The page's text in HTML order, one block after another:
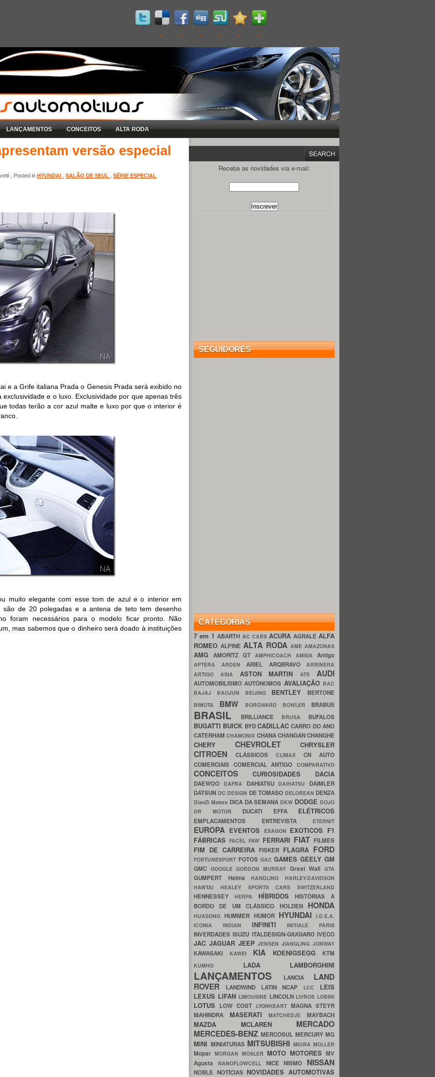
LANÇAMENTOS CONCEITOS ALTA RODA
versão especial
, Posted in HYUNDAI SALÃO DE SEUL SÉRIE ESPECIAL
e a Grife italiana Prada o Genesis Prada será exibido no
e o luxo. Exclusividade por que apenas três
todas terão a cor azul malte e luxo por que o interior é
muito elegante com esse tom de azul e o interior em
são de 20 polegadas e a antena de teto tem desenho
foram necessários para o modelo ficar pronto. Não
mas sabemos que o dinheiro será doado à instituições
Receba as novidades via e-mail:
SEGUIDORES
CATEGORIAS
7 em 1ABARTH AC CARS ACURA AGRALE ALFA
ROMEOALPINEALTA RODA AME AMAZONAS
AMG AMORITZ GT AMPHICOACH AMSIA Antigo
APTERA ARDEN ARIEL ARQBRAVO ARRINERA
ARTIGO ASIA ASTON MARTINATS AUDI
AUTOMOBILISMOAUTÔNOMOS AVALIAÇÃO BAC
BAJAJ BAOJUN BEIJING BENTLEY BERTONE
BIMOTA BMW BORGWARD BOWLER BRABUS
BRASIL BRILLIANCE BRUSA BUFALOS
BUGATTI BUICK BYDCADILLACCARRO DO ANO
CATERHAMCHAMONIX CHANACHANGANCHANGHE
CHERY CHEVROLET CHRYSLER
CITROEN CLÁSSICOS CLIMAX CN AUTO
COMERCIAIS COMERCIAL ANTIGOCOMPARATIVO
CONCEITOS CURIOSIDADES DACIA
DAEWOO DAFRA DAHIATSU DAIHATSU DAIMLER
DATSUN DC DESIGN DE TOMASO DELOREAN DENZA
DianZi Motors DICA DA SEMANA DKW DODGE DOJO
DR MOTOR DUCATI EFFA ELÉTRICOS
EMPLACAMENTOS ENTREVISTA ETERNIT
EUROPA EVENTOS EXAGON EXOTICOS F1
FÁBRICASFACELFAW FERRARI FIAT FILMES
FIM DE CARREIRA FISKER FLAGRA FORD
FORTUNESPORT FOTOS GACGAMESGEELYGM
GMC GOOGLEGORDON MURRAY Great WallGTA
GUMPERT HaimaHANDLINGHARLEY-DAVIDSON
HAWTAI HEALEY SPORTS CARS SWITZERLAND
HENNESSEY HERPA HÍBRIDOSHISTÓRIAS A
BORDO DE UM CLÁSSICO HOLDEN HONDA
HUASONGHUMMER HUMOR HYUNDAI I.D.E.A.
ICONIA INDIAN INFINITIINITIALE PARIS
INVERDADESISUZU ITALDESIGN-GIUGIAROIVECO
JAC JAGUAR JEEPJENSENJIANGLINGJONWAY
KAWASAKI KAWEI KIA KOENIGSEGG KTM
KUMHO LADA LAMBORGHINI
LANÇAMENTOS LANCIA LAND
ROVER
LANDWIND LATIN NCAP LCC LEIS
LEXUS LIFAN LIMOUSINE LINCOLN LIVROS LOBINI
LOTUS LOW COST LYONHEART MAGNA STEYR
MAHINDRA MASERATIMATCHEDJEMAYBACH
MAZDA MCLAREN MERCADO
MERCEDES-BENZMERCOSUL MERCURYMG
MINI MINIATURAS MITSUBISHI MIURA MOLLER
Mopar MORGAN MOSLER MOTO MOTORES MV
Agusta NANOFLOWCELL NICENISMO NISSAN
NOBLE NOTÍCIAS NOVIDADES AUTOMOTIVAS